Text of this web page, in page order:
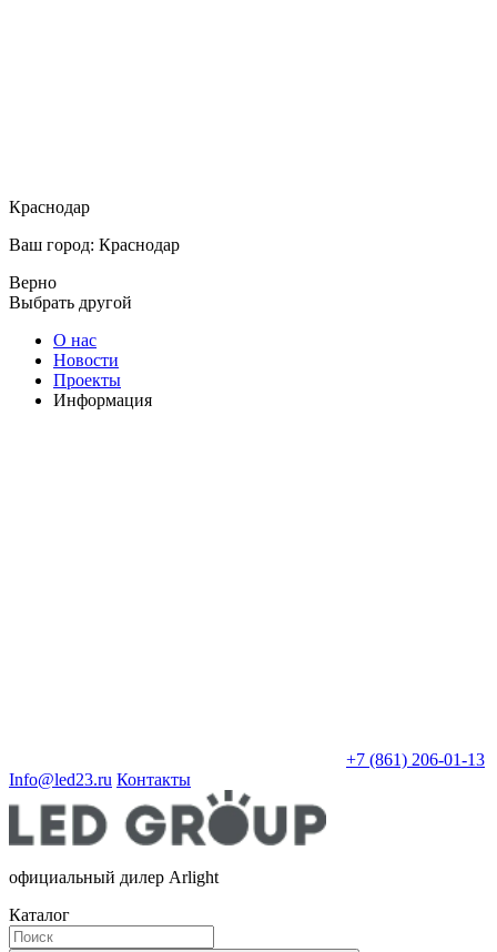
Краснодар
Ваш город: Краснодар
Верно
Выбрать другой
О нас
Новости
Проекты
Информация
+7 (861) 206-01-13
Info@led23.ru Контакты
официальный дилер Arlight
Каталог